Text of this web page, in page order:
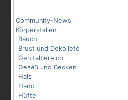
Community-News
Körperstellen
Bauch
Brust und Dekolleté
Genitalbereich
Gesäß und Becken
Hals
Hand
Hüfte